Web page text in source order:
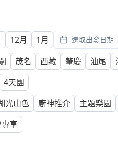
12月 1月 選取出發日期
茂名 西藏 肇慶 汕尾
4天團
光山色 廚神推介 主題樂園
專享